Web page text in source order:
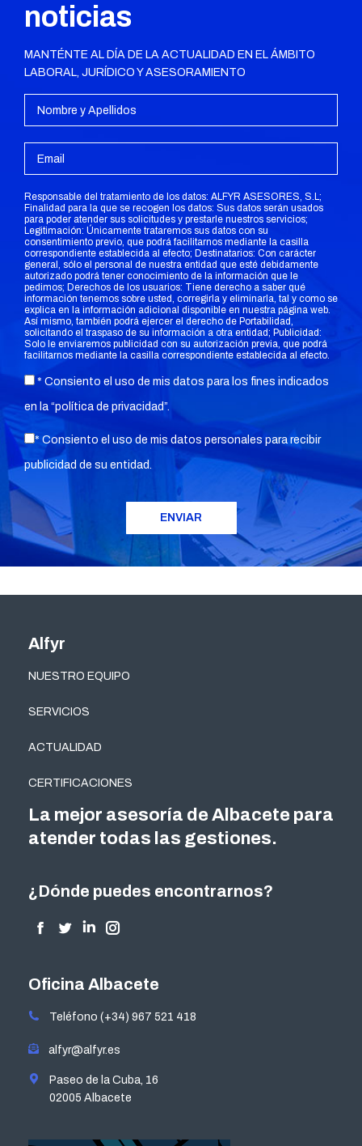
noticias
MANTÉNTE AL DÍA DE LA ACTUALIDAD EN EL ÁMBITO
LABORAL, JURÍDICO Y ASESORAMIENTO
Responsable del tratamiento de los datos: ALFYR ASESORES, S.L;
Finalidad para la que se recogen los datos: Sus datos serán usados
para poder atender sus solicitudes y prestarle nuestros servicios;
Legitimación: Únicamente trataremos sus datos con su
consentimiento previo, que podrá facilitarnos mediante la casilla
correspondiente establecida al efecto; Destinatarios: Con carácter
general, sólo el personal de nuestra entidad que esté debidamente
autorizado podrá tener conocimiento de la información que le
pedimos; Derechos de los usuarios: Tiene derecho a saber qué
información tenemos sobre usted, corregirla y eliminarla, tal y como se
explica en la información adicional disponible en nuestra página web.
Así mismo, también podrá ejercer el derecho de Portabilidad,
solicitando el traspaso de su información a otra entidad; Publicidad:
Solo le enviaremos publicidad con su autorización previa, que podrá
facilitarnos mediante la casilla correspondiente establecida al efecto.
* Consiento el uso de mis datos para los fines indicados
en la “política de privacidad”.
* Consiento el uso de mis datos personales para recibir
publicidad de su entidad.
Alfyr
NUESTRO EQUIPO
SERVICIOS
ACTUALIDAD
CERTIFICACIONES
Oficina Albacete
Teléfono (+34) 967 521 418
alfyr@alfyr.es
Paseo de la Cuba, 16
02005 Albacete
¿Dónde puedes encontrarnos?
Encuéntranos en:
Facebook
opens
new
Twitter
opens
new
Linkedin
opens
new
Instagram
opens
new
La mejor asesoría de Albacete para
atender todas las gestiones.